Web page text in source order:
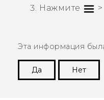
Нажмите
>
Эта информация
Да
Нет